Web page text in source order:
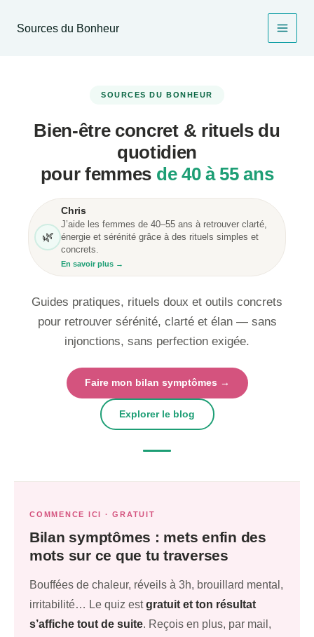
Sources du Bonheur
SOURCES DU BONHEUR
Bien-être concret & rituels du
quotidien
pour femmes de 40 à 55 ans
🌿
Chris
J’aide les femmes de 40–55 ans à retrouver clarté,
énergie et sérénité grâce à des rituels simples et
concrets.
En savoir plus →
Guides pratiques, rituels doux et outils concrets
pour retrouver sérénité, clarté et élan — sans
injonctions, sans perfection exigée.
Faire mon bilan symptômes →
Explorer le blog
COMMENCE ICI · GRATUIT
Bilan symptômes : mets enfin des
mots sur ce que tu traverses
Bouffées de chaleur, réveils à 3h, brouillard mental,
irritabilité… Le quiz estgratuit et ton résultat
s’affiche tout de suite. Reçois en plus, par mail,